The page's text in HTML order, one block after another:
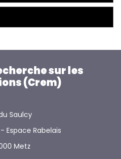
sur les
(Crem)
Saulcy
Espace Rabelais
Metz